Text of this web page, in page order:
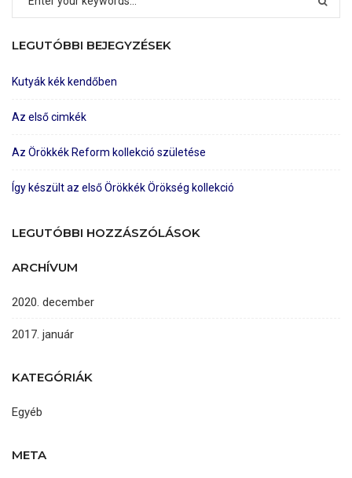
LEGUTÓBBI BEJEGYZÉSEK
Kutyák kék kendőben
Az első cimkék
Az Örökkék Reform kollekció születése
Így készült az első Örökkék Örökség kollekció
LEGUTÓBBI HOZZÁSZÓLÁSOK
ARCHÍVUM
2020. december
2017. január
KATEGÓRIÁK
Egyéb
META